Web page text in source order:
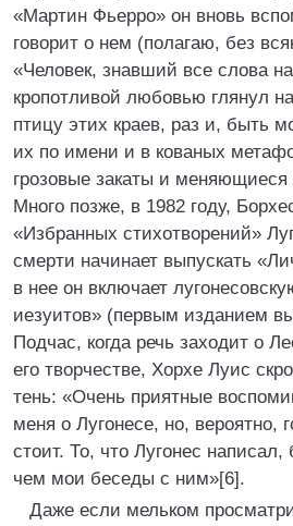
«Мартин Фьерро» он вновь
говорит о нем (полагаю, без
«Человек, знавший все слова
кропотливой любовью глянул
птицу этих краев, раз и, быть
их по имени и в кованых
грозовые закаты и
Много позже, в 1982 году,
«Избранных стихотворений»
смерти начинает выпускать
в нее он включает
иезуитов» (первым изданием
Подчас, когда речь заходит о
его творчестве, Хорхе Луис
тень: «Очень приятные
меня о Лугонесе, но, вероятно,
стоит. То, что Лугонес написал,
чем мои беседы с ним»[6].
Даже если мельком